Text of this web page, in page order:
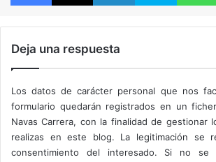
ArenaVisión era la web de referencia en
para muchísimos usuarios. Por suerte,
alternativas disponibles en la actualidad.
todas aquellas personas que quieren
amplia selección de competiciones
hacer. Aunque, el problema con este
Deja una respuesta
Los datos de carácter personal que nos
formulario quedarán registrados en un
Navas Carrera, con la finalidad de gestionar
realizas en este blog. La legitimación se
consentimiento del interesado. Si no se